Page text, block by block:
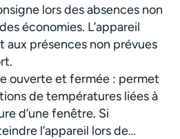
lors des absences non
économies. L’appareil
présences non prévues
ouverte et fermée : permet
de températures liées à
d’une fenêtre. Si
l’appareil lors de